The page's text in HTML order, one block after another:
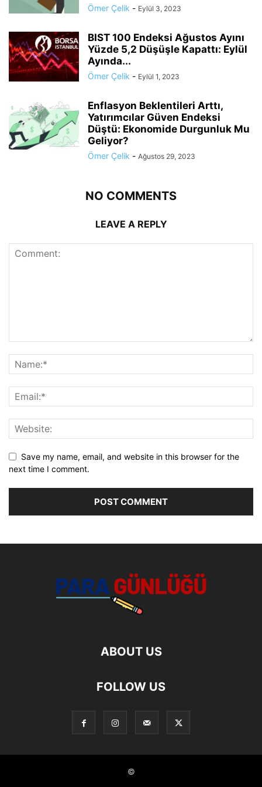
Ömer Çelik - Eylül 3, 2023
BIST 100 Endeksi Ağustos Ayını
Yüzde 5,2 Düşüşle Kapattı: Eylül
Ayında...
Ömer Çelik - Eylül 1, 2023
Enflasyon Beklentileri Arttı,
Yatırımcılar Güven Endeksi
Düştü: Ekonomide Durgunluk Mu
Geliyor?
Ömer Çelik - Ağustos 29, 2023
NO COMMENTS
LEAVE A REPLY
Save my name, email, and website in this browser for the
next time I comment.
ABOUT US
FOLLOW US
©